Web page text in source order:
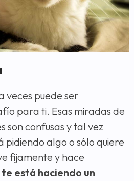
veces puede ser
para ti. Esas miradas de
son confusas y tal vez
pidiendo algo o sólo quiere
fijamente y hace
te está haciendo un